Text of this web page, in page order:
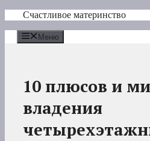
Перейти
содержимому
Счастливое материнство
Меню
10 плюсов и
владения